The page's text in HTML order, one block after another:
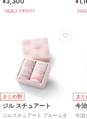
3点以上で8%OFF 3点
まとめ割
ジル スチュアート
ジルスチュアート ブルームオ
まと
今
今治